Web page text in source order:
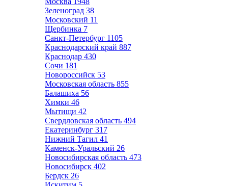
Зеленоград 38
Московский 11
Щербинка 7
Санкт-Петербург 1105
Краснодарский край 887
Краснодар 430
Сочи 181
Новороссийск 53
Московская область 855
Балашиха 56
Химки 46
Мытищи 42
Свердловская область 494
Екатеринбург 317
Нижний Тагил 41
Каменск-Уральский 26
Новосибирская область 473
Новосибирск 402
Бердск 26